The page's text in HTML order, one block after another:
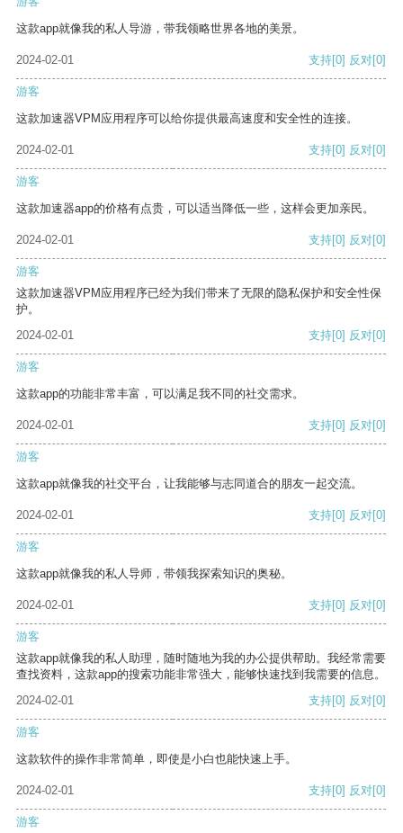
这款app就像我的私人导游，带我领略世界各地的美景。
2024-02-01 支持[0] 反对[0]
游客
这款加速器VPM应用程序可以给你提供最高速度和安全性的连接。
2024-02-01 支持[0] 反对[0]
游客
这款加速器app的价格有点贵，可以适当降低一些，这样会更加亲民。
2024-02-01 支持[0] 反对[0]
游客
这款加速器VPM应用程序已经为我们带来了无限的隐私保护和安全性保
护。
2024-02-01
支持[0] 反对[0]
游客
这款app的功能非常丰富，可以满足我不同的社交需求。
2024-02-01 支持[0] 反对[0]
游客
这款app就像我的社交平台，让我能够与志同道合的朋友一起交流。
2024-02-01 支持[0] 反对[0]
游客
这款app就像我的私人导师，带领我探索知识的奥秘。
2024-02-01 支持[0] 反对[0]
游客
这款app就像我的私人助理，随时随地为我的办公提供帮助。我经常需要
查找资料，这款app的搜索功能非常强大，能够快速找到我需要的信息。
2024-02-01
支持[0] 反对[0]
游客
这款软件的操作非常简单，即使是小白也能快速上手。
2024-02-01 支持[0] 反对[0]
游客